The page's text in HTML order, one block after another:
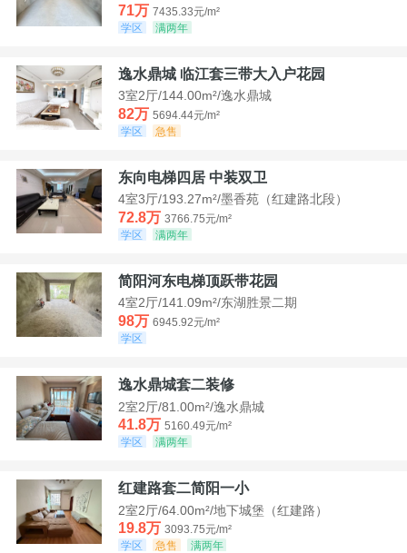
71万 7435.33元/m²
学区
满两年
逸水鼎城 临江套三带大入户花园
3室2厅/144.00m²/逸水鼎城
82万 5694.44元/m²
学区
急售
东向电梯四居 中装双卫
4室3厅/193.27m²/墨香苑（红建路北段）
72.8万 3766.75元/m²
学区
满两年
简阳河东电梯顶跃带花园
4室2厅/141.09m²/东湖胜景二期
98万 6945.92元/m²
学区
逸水鼎城套二装修
2室2厅/81.00m²/逸水鼎城
41.8万 5160.49元/m²
学区
满两年
红建路套二简阳一小
2室2厅/64.00m²/地下城堡（红建路）
19.8万 3093.75元/m²
学区
急售 满两年